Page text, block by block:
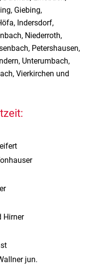
Giebing,
Indersdorf,
Niederroth,
Petershausen,
Unterumbach,
Vierkirchen und
Hirner
jun.